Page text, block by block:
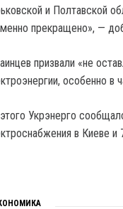
и Полтавской
прекращено», —
призвали «не
особенно в
Укрэнерго
в Киеве и